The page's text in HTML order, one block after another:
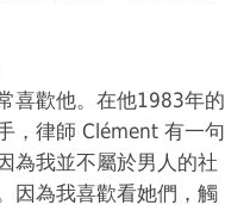
喜歡他。在他1983年的
，律師 Clément 有一句
為我並不屬於男人的社
因為我喜歡看她們，觸